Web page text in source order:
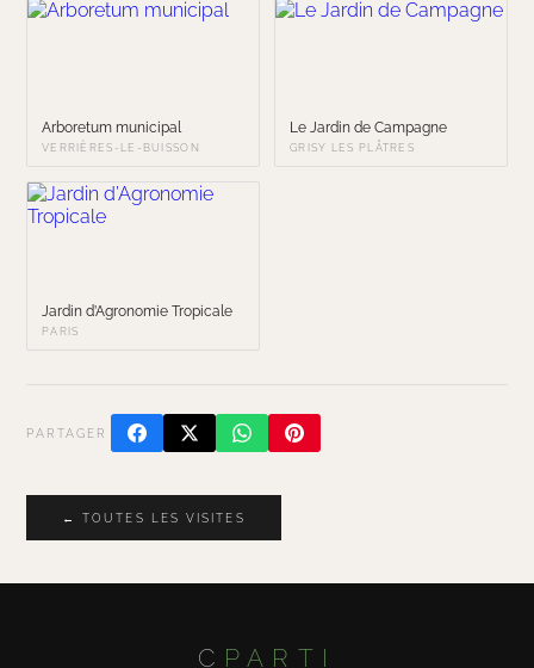
Arboretum municipal
VERRIÈRES-LE-BUISSON
Le Jardin de Campagne
GRISY LES PLÂTRES
Jardin d’Agronomie Tropicale
PARIS
PARTAGER
← TOUTES LES VISITES
C PARTI